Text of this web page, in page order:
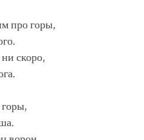
про горы,
скоро,